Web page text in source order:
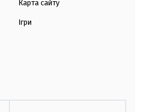
Карта сайту
Ігри